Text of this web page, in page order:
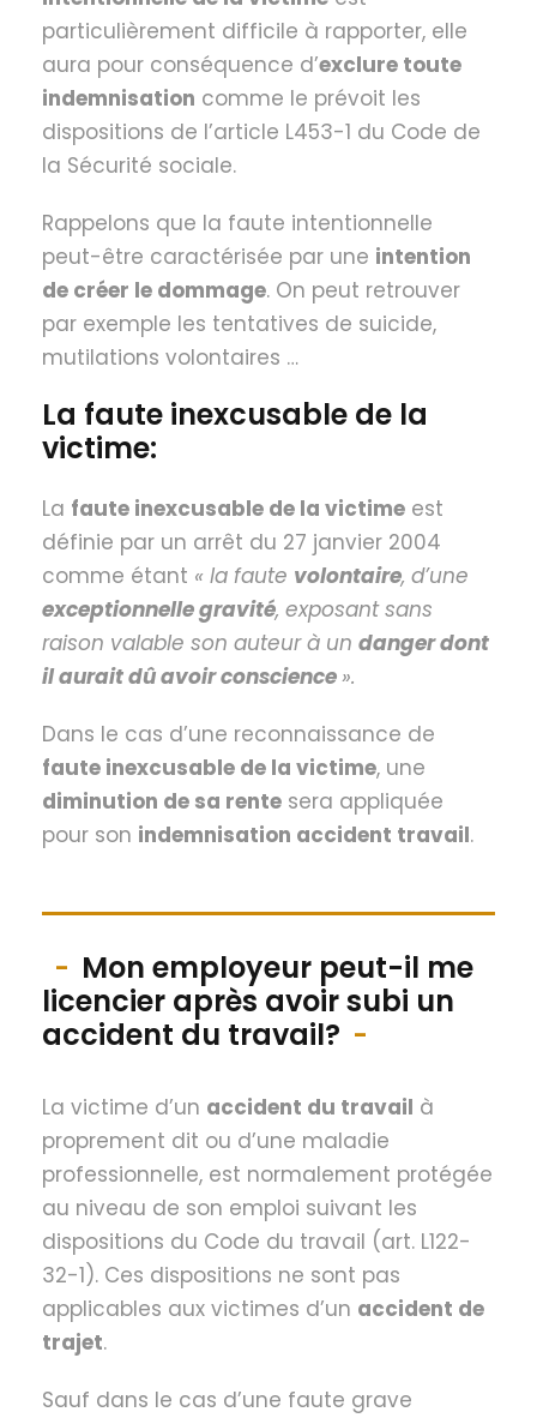
particulièrement difficile à rapporter, elle
aura pour conséquence d’exclure toute
indemnisation comme le prévoit les
dispositions de l’article L453-1 du Code de
la Sécurité sociale.
Rappelons que la faute intentionnelle
peut-être caractérisée par une intention
de créer le dommage. On peut retrouver
par exemple les tentatives de suicide,
mutilations volontaires …
La faute inexcusable de la
victime:
La faute inexcusable de la victime est
définie par un arrêt du 27 janvier 2004
comme étant « la faute volontaire, d’une
exceptionnelle gravité, exposant sans
raison valable son auteur à un danger dont
il aurait dû avoir conscience».
Dans le cas d’une reconnaissance de
faute inexcusable de la victime, une
diminution de sa rente sera appliquée
pour son indemnisation accident travail.
Mon employeur peut-il me
licencier après avoir subi un
accident du travail?
La victime d’un accident du travail à
proprement dit ou d’une maladie
professionnelle, est normalement protégée
au niveau de son emploi suivant les
dispositions du Code du travail (art. L122-
32-1). Ces dispositions ne sont pas
applicables aux victimes d’un accident de
trajet.
Sauf dans le cas d’une faute grave